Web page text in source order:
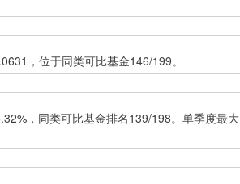
，位于同类可比基金146/199。
，同类可比基金排名139/198。单季度最